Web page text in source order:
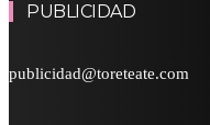
PUBLICIDAD
publicidad@toreteate.com